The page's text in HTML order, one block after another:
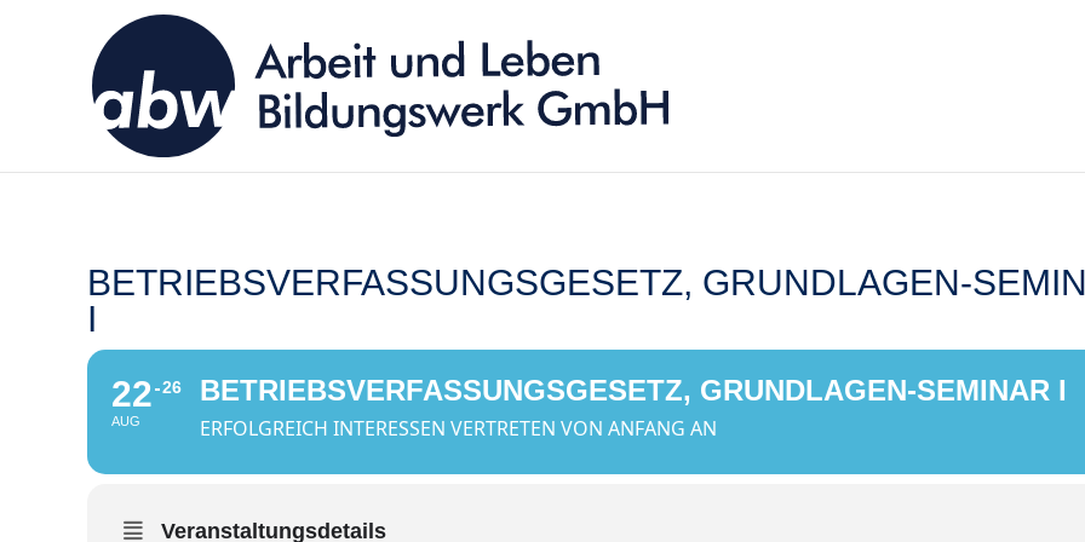
BETRIEBSVERFASSUNGSGESETZ, GRUNDLAGEN-
I
22
AUG
26 BETRIEBSVERFASSUNGSGESETZ, GRUNDLAGEN-SEMINAR I
ERFOLGREICH INTERESSEN VERTRETEN VON ANFANG AN
Veranstaltungsdetails